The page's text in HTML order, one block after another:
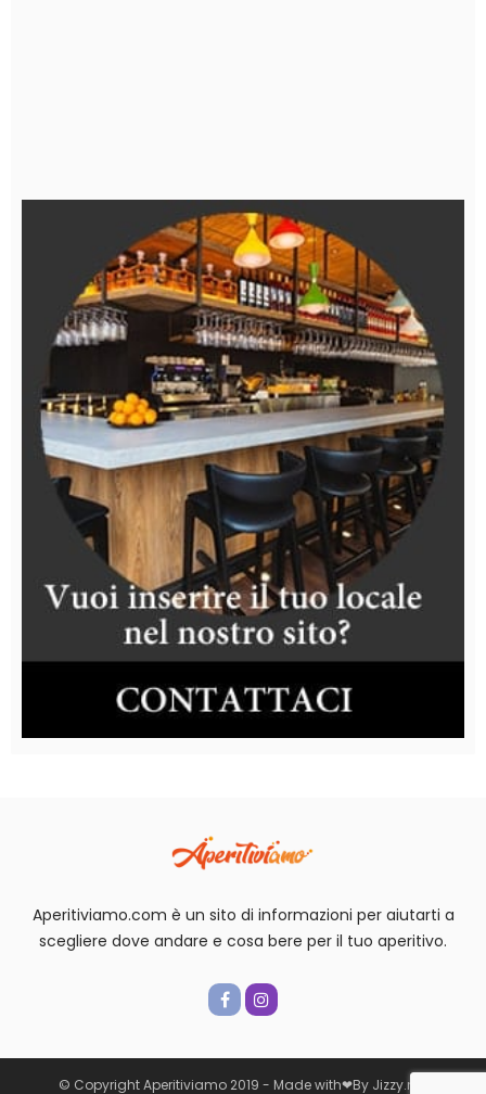
Aperitiviamo.com è un sito di informazioni per aiutarti a
scegliere dove andare e cosa bere per il tuo aperitivo.
© Copyright Aperitiviamo 2019 - Made with❤By Jizzy.net